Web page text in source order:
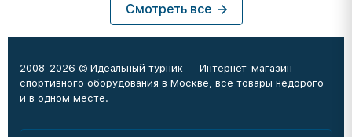
Смотреть все
2008-2026 © Идеальный турник — Интернет-магазин
спортивного оборудования в Москве, все товары недорого
и в одном месте.